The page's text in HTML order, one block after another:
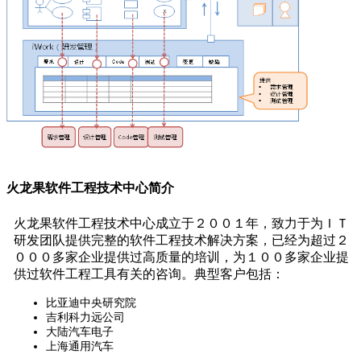
火龙果软件工程技术中心简介
火龙果软件工程技术中心成立于２００１年，致力于为ＩＴ
研发团队提供完整的软件工程技术解决方案，已经为超过２
０００多家企业提供过高质量的培训，为１００多家企业提
供过软件工程工具有关的咨询。典型客户包括：
比亚迪中央研究院
吉利科力远公司
大陆汽车电子
上海通用汽车